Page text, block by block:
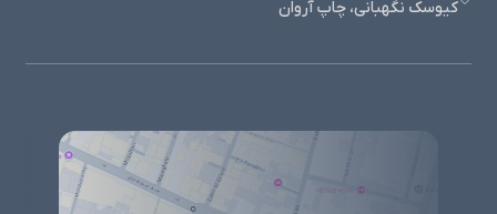
کیوسک نگهبانی، چاپ آروان